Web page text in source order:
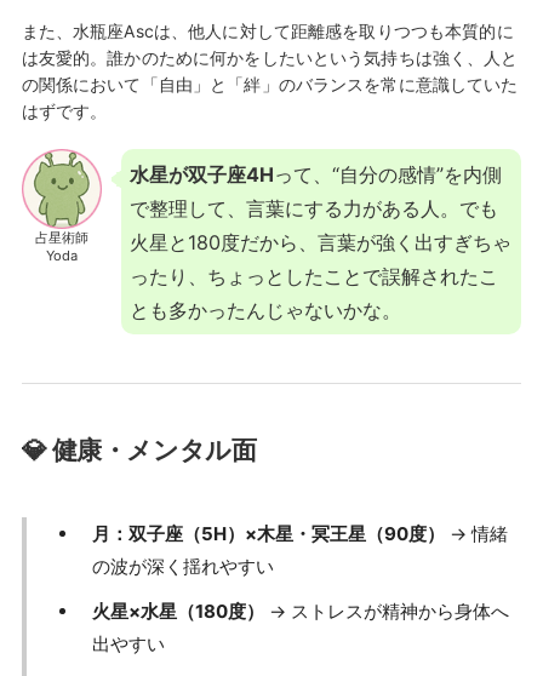
また、水瓶座Ascは、他人に対して距離感を取りつつも本質的に
は友愛的。誰かのために何かをしたいという気持ちは強く、人と
の関係において「自由」と「絆」のバランスを常に意識していた
はずです。
占星術師
Yoda
水星が双子座4Hって、“自分の感情”を内側
で整理して、言葉にする力がある人。でも
火星と180度だから、言葉が強く出すぎちゃ
ったり、ちょっとしたことで誤解されたこ
とも多かったんじゃないかな。
💎 健康・メンタル面
月：双子座（5H）×木星・冥王星（90度）
→ 情緒
の波が深く揺れやすい
火星×水星（180度）
→ ストレスが精神から身体へ
出やすい